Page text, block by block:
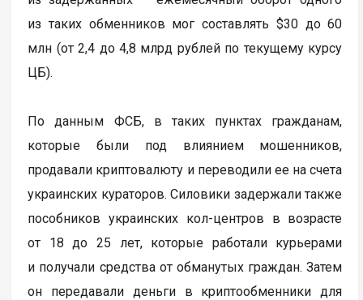
из таких обменников мог составлять $30 до 60
млн (от 2,4 до 4,8 млрд рублей по текущему курсу
ЦБ).
По данным ФСБ, в таких пунктах гражданам,
которые были под влиянием мошенников,
продавали криптовалюту и переводили ее на счета
украинских кураторов. Силовики задержали также
пособников украинских кол-центров в возрасте
от 18 до 25 лет, которые работали курьерами
и получали средства от обманутых граждан. Затем
он передавали деньги в криптообменники для